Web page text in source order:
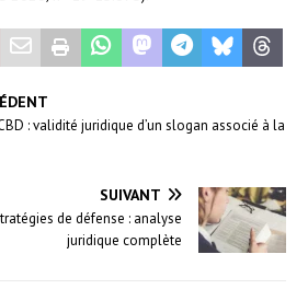
: validité juridique d’un slogan associé à la
SUIVANT
de défense : analyse
juridique complète